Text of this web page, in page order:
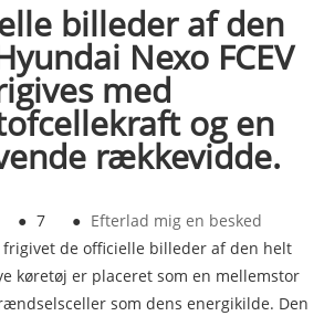
billeder af den
Nexo FCEV
med
og en
rækkevidde.
● 7 ● Efterlad mig en besked
frigivet de officielle billeder af den helt
køretøj er placeret som en mellemstor
som dens energikilde. Den